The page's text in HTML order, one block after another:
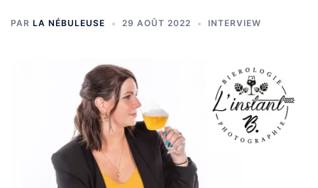
PAR LA NÉBULEUSE 29 AOÛT 2022 INTERVIEW